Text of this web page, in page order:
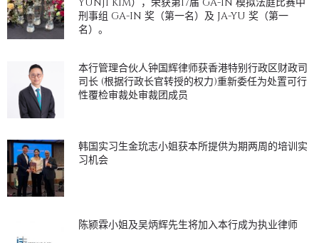
刑事组 GA-IN 奖（第一名）及 JA-YU 奖（第一
名）。
本行管理合伙人钟国辉律师获香港特别行政区财政司
司长 (根据行政长官转授的权力)重新委任为处置可行
性覆检审裁处审裁团成员
韩国实习生金玧志小姐获本所提供为期两周的培训实
习机会
陈颍霖小姐及吴炳辉先生将加入本行成为执业律师